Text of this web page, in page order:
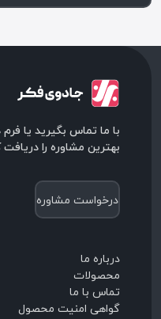
با ما تماس بگیرید یا
بهترین مشاوره را دریافت
درخواست مشاوره
درباره ما
محصولات
تماس با ما
گواهی امنیت محصول